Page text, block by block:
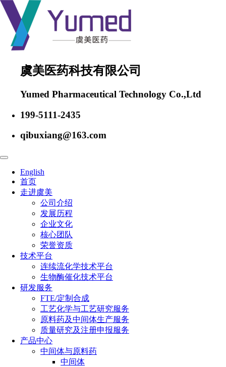
虞美医药科技有限公司
Yumed Pharmaceutical Technology Co.,Ltd
199-5111-2435
qibuxiang@163.com
English
首页
走进虞美
公司介绍
发展历程
企业文化
核心团队
荣誉资质
技术平台
连续流化学技术平台
生物酶催化技术平台
研发服务
FTE/定制合成
工艺化学与工艺研究服务
原料药及中间体生产服务
质量研究及注册申报服务
产品中心
中间体与原料药
中间体